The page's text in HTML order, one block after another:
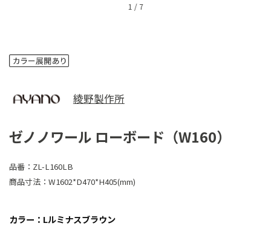
1 / 7
綾野製作所
ゼノノワール ローボード（W160）
品番： ZL-L160LB
商品寸法： W1602*D470*H405(mm)
カラー：Lルミナスブラウン